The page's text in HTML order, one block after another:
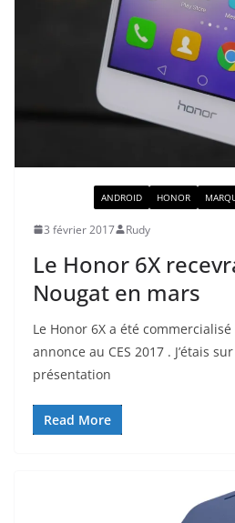
ANDROID HONOR
3 février 2017 Rudy
Le Honor 6X
Nougat en mars
Le Honor 6X a été
annonce au CES 2017 . J’étais
présentation
Read More